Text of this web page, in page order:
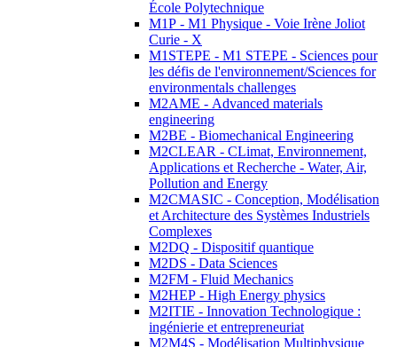
École Polytechnique
M1P - M1 Physique - Voie Irène Joliot
Curie - X
M1STEPE - M1 STEPE - Sciences pour
les défis de l'environnement/Sciences for
environmentals challenges
M2AME - Advanced materials
engineering
M2BE - Biomechanical Engineering
M2CLEAR - CLimat, Environnement,
Applications et Recherche - Water, Air,
Pollution and Energy
M2CMASIC - Conception, Modélisation
et Architecture des Systèmes Industriels
Complexes
M2DQ - Dispositif quantique
M2DS - Data Sciences
M2FM - Fluid Mechanics
M2HEP - High Energy physics
M2ITIE - Innovation Technologique :
ingénierie et entrepreneuriat
M2M4S - Modélisation Multiphysique